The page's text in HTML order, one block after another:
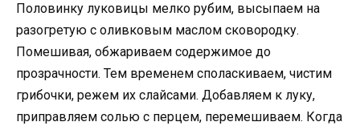
Половинку луковицы мелко рубим, высыпаем на
разогретую с оливковым маслом сковородку.
Помешивая, обжариваем содержимое до
прозрачности. Тем временем споласкиваем, чистим
грибочки, режем их слайсами. Добавляем к луку,
приправляем солью с перцем, перемешиваем. Когда